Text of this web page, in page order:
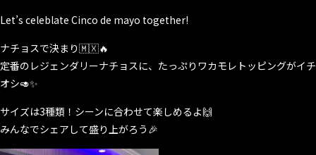
Let’s celeblate Cinco de mayo together!
ナチョスで決まり🇲🇽🔥
定番のレジェンダリーナチョスに、たっぷりワカモレトッピングがイチ
オシ🥑✨
サイズは3種類！シーンに合わせて楽しめるよ🙌
みんなでシェアして盛り上がろう🎉